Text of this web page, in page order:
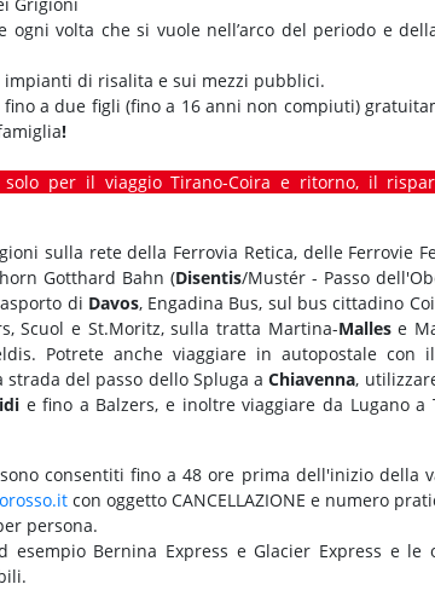
Grigioni
volta che si vuole nell’arco del periodo e
di risalita e sui mezzi pubblici.
a due figli (fino a 16 anni non compiuti)
!
per il viaggio Tirano-Coira e ritorno, il
sulla rete della Ferrovia Retica, delle Ferrovie
Gotthard Bahn (Disentis/Mustér - Passo
di Davos, Engadina Bus, sul bus cittadino
Scuol e St.Moritz, sulla tratta Martina-Mallese
Potrete anche viaggiare in autopostale con
strada del passo dello Spluga aChiavenna,
e fino a Balzers, e inoltre viaggiare da Lugano a
consentiti fino a 48 ore prima dell'inizio della
con oggetto CANCELLAZIONE e numero
persona.
Bernina Express e Glacier Express e le